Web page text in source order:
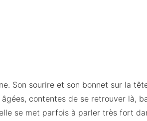
Son sourire et son bonnet sur la
contentes de se retrouver là,
se met parfois à parler très fort